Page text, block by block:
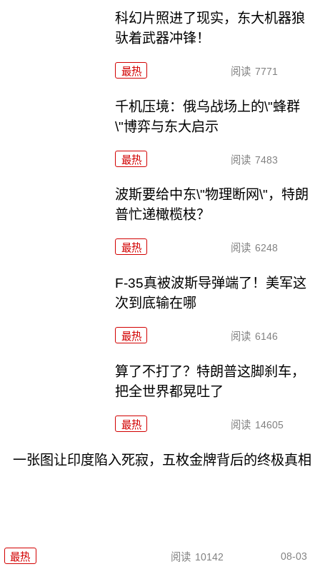
科幻片照进了现实，东大机器狼
驮着武器冲锋！
最热 阅读 7771
千机压境：俄乌战场上的\"蜂群
\"博弈与东大启示
最热 阅读 7483
波斯要给中东\"物理断网\"，特朗
普忙递橄榄枝？
最热 阅读 6248
F-35真被波斯导弹端了！美军这
次到底输在哪
最热 阅读 6146
算了不打了？特朗普这脚刹车，
把全世界都晃吐了
最热 阅读 14605
一张图让印度陷入死寂，五枚金牌背后的终极真相
最热 阅读 10142 08-03